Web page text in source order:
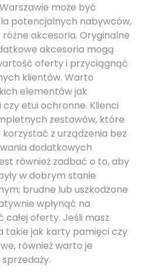
może być
potencjalnych nabywców,
akcesoria. Oryginalne
akcesoria mogą
oferty i przyciągnąć
klientów. Warto
elementów jak
czy etui ochronne. Klienci
zestawów, które
z urządzenia bez
dodatkowych
również zadbać o to, aby
w dobrym stanie
brudne lub uszkodzone
wpłynąć na
oferty. Jeśli masz
takie jak karty pamięci czy
również warto je